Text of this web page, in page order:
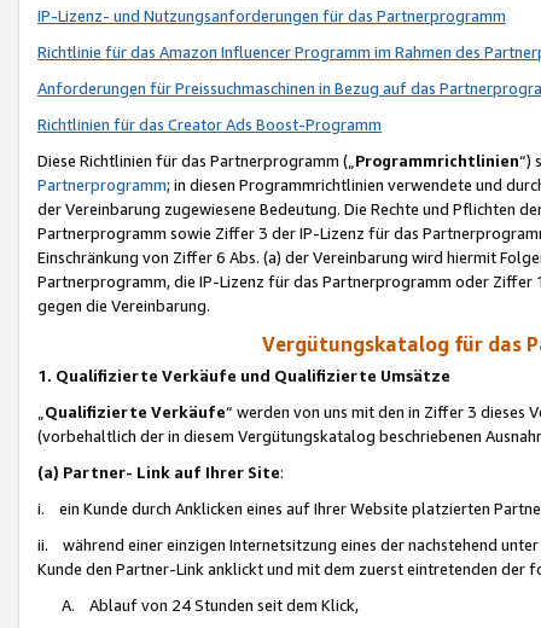
IP-Lizenz- und Nutzungsanforderungen für das Partnerprogramm
Richtlinie für das Amazon Influencer Programm im Rahmen des
Anforderungen für Preissuchmaschinen in Bezug auf das
Richtlinien für das Creator Ads Boost-Programm
Diese Richtlinien für das Partnerprogramm („Programmrichtlinien“)
Partnerprogramm; in diesen Programmrichtlinien verwendete und
der Vereinbarung zugewiesene Bedeutung. Die Rechte und Pflichten
Partnerprogramm sowie Ziffer 3 der IP-Lizenz für das
Einschränkung von Ziffer 6 Abs. (a) der Vereinbarung wird hiermit
Partnerprogramm, die IP-Lizenz für das Partnerprogramm oder
gegen die Vereinbarung.
Vergütungskatalog für das
1. Qualifizierte Verkäufe und Qualifizierte Umsätze
Qualifizierte Verkäufe“ werden von uns mit den in Ziffer 3
(vorbehaltlich der in diesem Vergütungskatalog beschriebenen
(a) Partner- Link auf Ihrer Site:
i. ein Kunde durch Anklicken eines auf Ihrer Website platzierten
ii. während einer einzigen Internetsitzung eines der nachstehend
Kunde den Partner-Link anklickt und mit dem zuerst eintretenden der
A. Ablauf von 24 Stunden seit dem Klick,